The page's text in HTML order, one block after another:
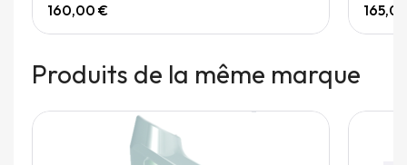
160,00 €
Produits de la même marque